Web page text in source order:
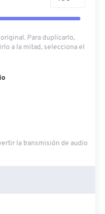
Para duplicarlo,
a la mitad, selecciona el
la transmisión de audio